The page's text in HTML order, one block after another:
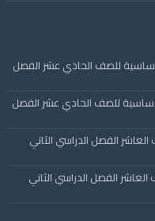
للصف الحادي عشر الفصل
للصف الحادي عشر الفصل
الفصل الدراسي الثاني
الفصل الدراسي الثاني